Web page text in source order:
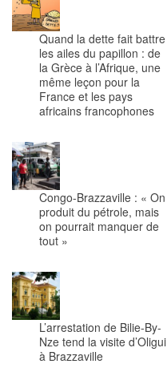
Quand la dette fait battre
les ailes du papillon : de
la Grèce à l’Afrique, une
même leçon pour la
France et les pays
africains francophones
Congo-Brazzaville : « On
produit du pétrole, mais
on pourrait manquer de
tout »
L’arrestation de Bilie-By-
Nze tend la visite d’Oligui
à Brazzaville